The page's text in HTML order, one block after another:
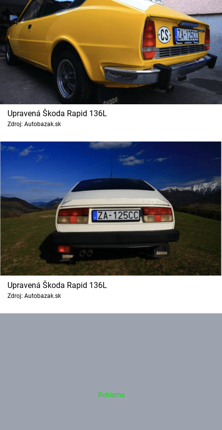
Upravená Škoda Rapid 136L
Zdroj: Autobazak.sk
Upravená Škoda Rapid 136L
Zdroj: Autobazak.sk